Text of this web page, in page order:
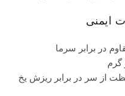
در برابر سرما
از سر در برابر ریزش یخ